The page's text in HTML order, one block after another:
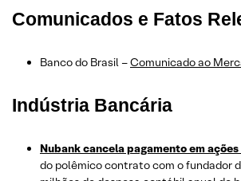
Comunicados e Fatos
Banco do Brasil –Comunicado ao
Indústria Bancária
Nubank cancela pagamento em
do polêmico contrato com o fundador